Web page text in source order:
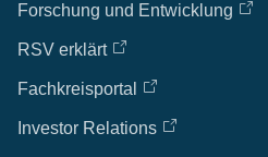
Forschung und Entwicklung
RSV erklärt
Fachkreisportal
Investor Relations